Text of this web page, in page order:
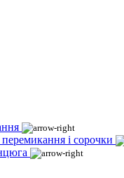
і сорочки